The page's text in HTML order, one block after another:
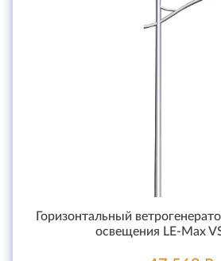
Горизонтальный
освещения LE-Max